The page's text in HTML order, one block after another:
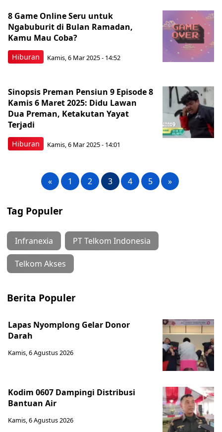
Hiburan
8 Game Online Seru untuk
Ngabuburit di Bulan Ramadan,
Kamu Mau Coba?
Kamis, 6 Mar 2025 - 14:52
Hiburan
Sinopsis Preman Pensiun 9 Episode 8
Kamis 6 Maret 2025: Didu Lawan
Dua Preman, Ketakutan Yayat
Terjadi
Kamis, 6 Mar 2025 - 14:01
« 1 2 3 4 5 »
Tag Populer
Infranexia PT Telkom Indonesia
Telkom Akses
Berita Populer
Lapas Nyomplong Gelar Donor
Darah
Kamis, 6 Agustus 2026
Kodim 0607 Dampingi Distribusi
Bantuan Air
Kamis, 6 Agustus 2026